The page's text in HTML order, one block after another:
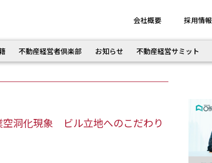
会社概要 採用情報
不動産経営者倶楽部 お知らせ 不動産経営サミット
洞化現象 ビル立地へのこだわり